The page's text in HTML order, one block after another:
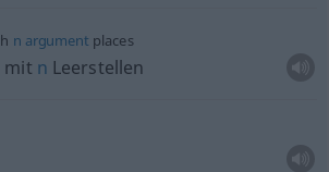
n argument places
mit n Leerstellen